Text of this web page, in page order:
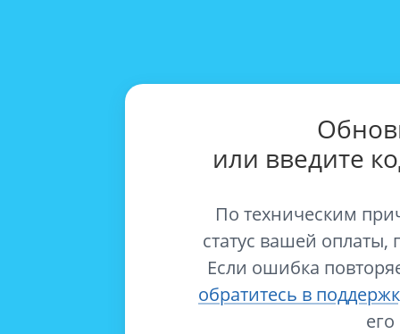
или введите
По техническим
статус вашей оплаты,
Если ошибка
обратитесь в
его